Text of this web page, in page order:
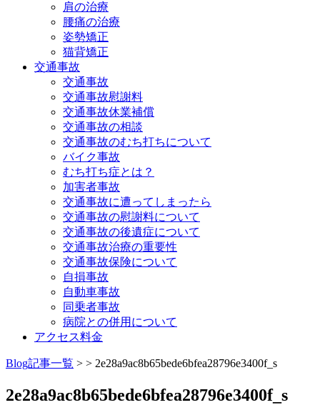
肩の治療
腰痛の治療
姿勢矯正
猫背矯正
交通事故
交通事故
交通事故慰謝料
交通事故休業補償
交通事故の相談
交通事故のむち打ちについて
バイク事故
むち打ち症とは？
加害者事故
交通事故に遭ってしまったら
交通事故の慰謝料について
交通事故の後遺症について
交通事故治療の重要性
交通事故保険について
自損事故
自動車事故
同乗者事故
病院との併用について
アクセス料金
Blog記事一覧 > > 2e28a9ac8b65bede6bfea28796e3400f_s
2e28a9ac8b65bede6bfea28796e3400f_s